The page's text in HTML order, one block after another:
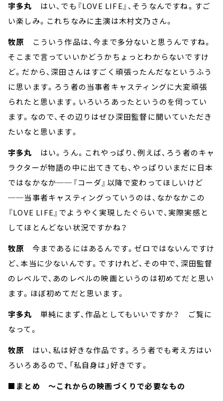
宇多丸 はい、でも『LOVE LIFE』、そうなんですね。すご
い楽しみ。これちなみに主演は木村文乃さん。
牧原 こういう作品は、今まで多分ないと思うんですね。
そこまで言っていいかどうかちょっとわからないですけ
ど。だから、深田さんはすごく頑張ったんだなというふう
に思います。ろう者の当事者キャスティングに大変頑張
られたと思います。いろいろあったというのを伺ってい
ます。なので、その辺りはぜひ深田監督に聞いていただき
たいなと思います。
宇多丸 はい。うん。これやっぱり、例えば、ろう者のキャ
ラクターが物語の中に出てきても、やっぱりいまだに日本
ではなかなか──『コーダ』以降で変わってほしいけど
──当事者キャスティングっていうのは、なかなかこの
『LOVE LIFE』でようやく実現したぐらいで、実際実感と
してほとんどない状況ですかね？
牧原 今まであるにはあるんです。ゼロではないんですけ
ど、本当に少ないんです。ですけれど、その中で、深田監督
のレベルで、あのレベルの映画というのは初めてだと思い
ます。ほぼ初めてだと思います。
宇多丸 単純にまず、作品としてもいいですか？ ご覧に
なって。
牧原 はい、私は好きな作品です。ろう者でも考え方はい
ろいろあるので、「私自身は」好きです。
■まとめ ～これからの映画づくりで必要なもの